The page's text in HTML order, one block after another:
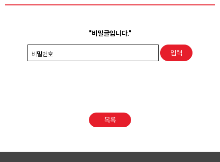
"비밀글입니다."
비밀번호
목록
노동상담
권리찾기수첩 검색
찾아보기
Sketchbook5, 스케치북5